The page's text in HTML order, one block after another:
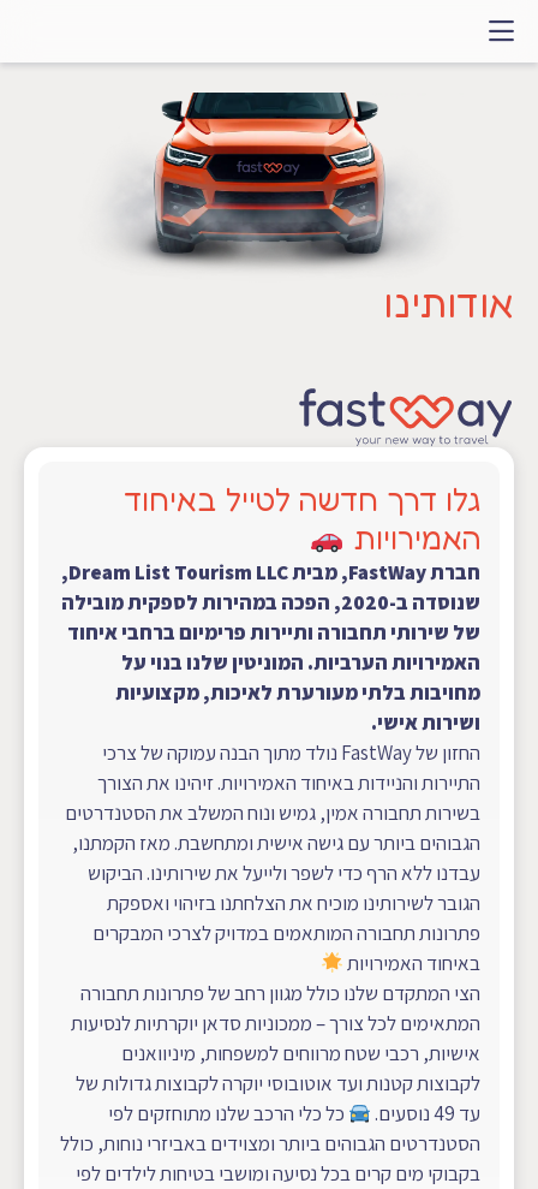
לתוכן
אודותינו
גלו דרך חדשה לטייל באיחוד
האמירויות
חברת FastWay, מבית Dream List Tourism LLC,
שנוסדה ב-2020, הפכה במהירות לספקית מובילה
של שירותי תחבורה ותיירות פרימיום ברחבי איחוד
האמירויות הערביות. המוניטין שלנו בנוי על
מחויבות בלתי מעורערת לאיכות, מקצועיות
ושירות אישי.
החזון של FastWay נולד מתוך הבנה עמוקה של צרכי
התיירות והניידות באיחוד האמירויות. זיהינו את הצורך
בשירות תחבורה אמין, גמיש ונוח המשלב את הסטנדרטים
הגבוהים ביותר עם גישה אישית ומתחשבת. מאז הקמתנו,
עבדנו ללא הרף כדי לשפר ולייעל את שירותינו. הביקוש
הגובר לשירותינו מוכיח את הצלחתנו בזיהוי ואספקת
פתרונות תחבורה המותאמים במדויק לצרכי המבקרים
באיחוד האמירויות
הצי המתקדם שלנו כולל מגוון רחב של פתרונות תחבורה
המתאימים לכל צורך – ממכוניות סדאן יוקרתיות לנסיעות
אישיות, רכבי שטח מרווחים למשפחות, מיניוואנים
לקבוצות קטנות ועד אוטובוסי יוקרה לקבוצות גדולות של
עד 49 נוסעים.
כל כלי הרכב שלנו מתוחזקים לפי
הסטנדרטים הגבוהים ביותר ומצוידים באביזרי נוחות, כולל
בקבוקי מים קרים בכל נסיעה ומושבי בטיחות לילדים לפי